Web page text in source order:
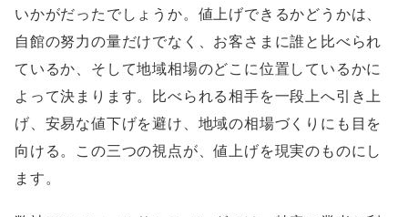
いかがだったでしょうか。値上げできるかどうかは、
自館の努力の量だけでなく、お客さまに誰と比べられ
ているか、そして地域相場のどこに位置しているかに
よって決まります。比べられる相手を一段上へ引き上
げ、安易な値下げを避け、地域の相場づくりにも目を
向ける。この三つの視点が、値上げを現実のものにし
ます。